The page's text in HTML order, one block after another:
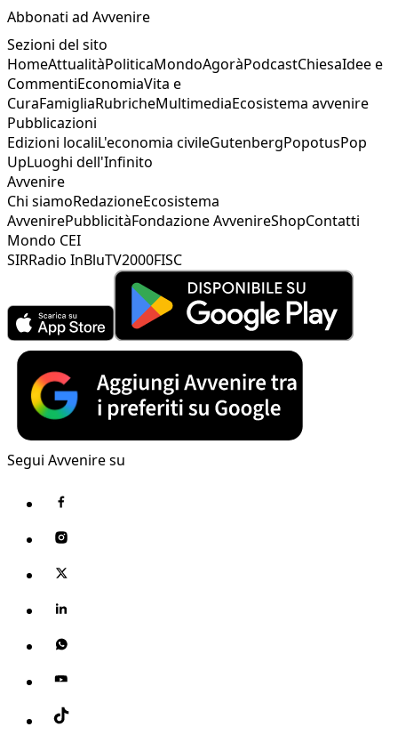
Abbonati ad Avvenire
Sezioni del sito
HomeAttualitàPoliticaMondoAgoràPodcastChiesaIdee e
CommentiEconomiaVita e
CuraFamigliaRubricheMultimediaEcosistema avvenire
Pubblicazioni
Edizioni localiL'economia civileGutenbergPopotusPop
UpLuoghi dell'Infinito
Avvenire
Chi siamoRedazioneEcosistema
AvvenirePubblicitàFondazione AvvenireShopContatti
Mondo CEI
SIRRadio InBluTV2000FISC
Segui Avvenire su